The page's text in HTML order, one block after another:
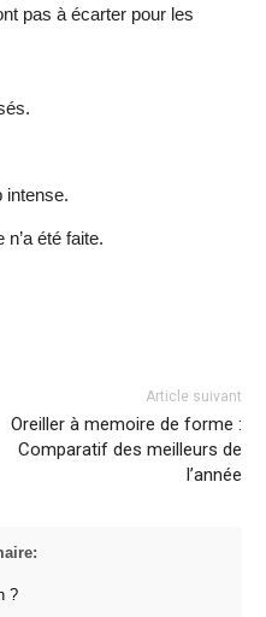
pas à écarter pour les
intense.
été faite.
Article suivant
Oreiller à memoire de forme :
Comparatif des meilleurs de
l’année
?